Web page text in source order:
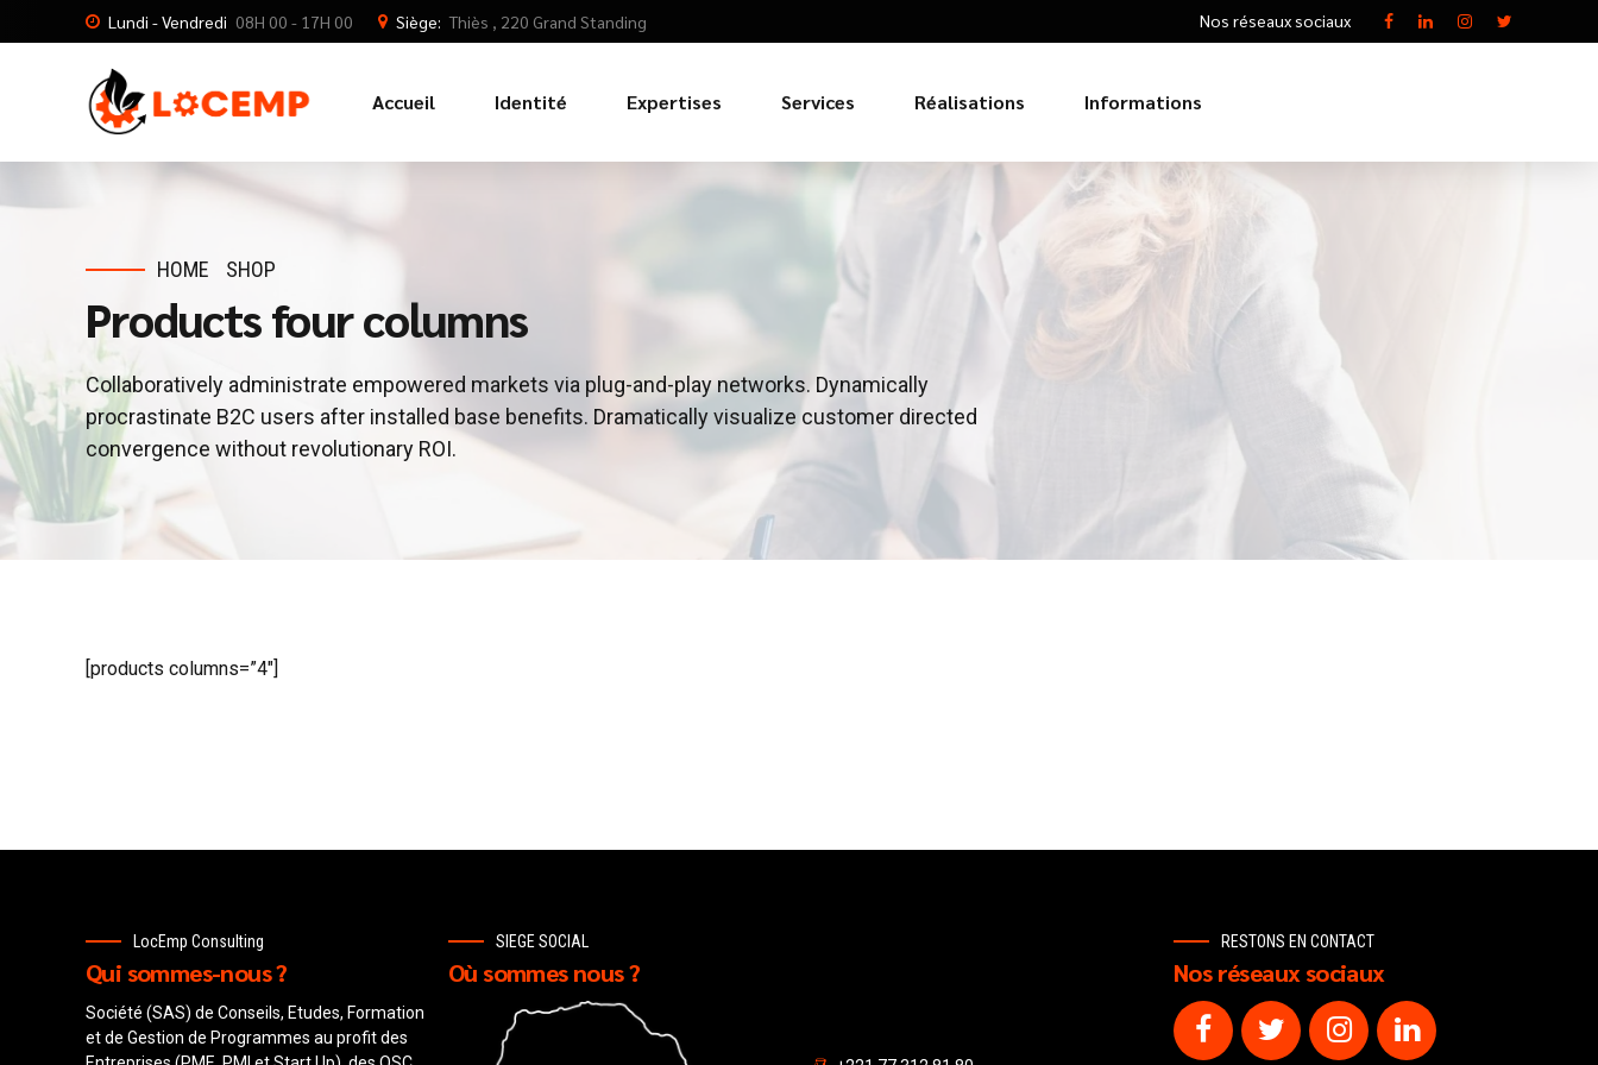
Lundi - Vendredi 08H 00 - 17H 00 Siège: Thiès , 220 Grand Standing Nos réseaux sociaux
Accueil Identité Expertises Services Réalisations Informations
HOME SHOP
Products four columns
Collaboratively administrate empowered markets via plug-and-play networks. Dynamically
procrastinate B2C users after installed base benefits. Dramatically visualize customer directed
convergence without revolutionary ROI.
[products columns=”4″]
LocEmp Consulting
Qui sommes-nous ?
Société (SAS) de Conseils, Etudes, Formation
et de Gestion de Programmes au profit des
SIEGE SOCIAL
Où sommes nous ?
RESTONS EN CONTACT
Nos réseaux sociaux